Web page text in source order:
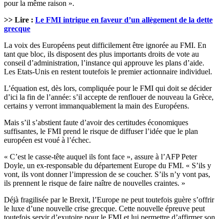
pour la même raison ».
>> Lire : Le FMI intrigue en faveur d’un allègement de la dette
grecque
La voix des Européens peut difficilement être ignorée au FMI. En
tant que bloc, ils disposent des plus importants droits de vote au
conseil d’administration, l’instance qui approuve les plans d’aide.
Les Etats-Unis en restent toutefois le premier actionnaire individuel.
L’équation est, dès lors, compliquée pour le FMI qui doit se décider
d’ici la fin de l’année: s’il accepte de renflouer de nouveau la Grèce,
certains y verront immanquablement la main des Européens.
Mais s’il s’abstient faute d’avoir des certitudes économiques
suffisantes, le FMI prend le risque de diffuser l’idée que le plan
européen est voué à l’échec.
« C’est le casse-tête auquel ils font face », assure à l’AFP Peter
Doyle, un ex-responsable du département Europe du FMI. « S’ils y
vont, ils vont donner l’impression de se coucher. S’ils n’y vont pas,
ils prennent le risque de faire naître de nouvelles craintes. »
Déjà fragilisée par le Brexit, l’Europe ne peut toutefois guère s’offrir
le luxe d’une nouvelle crise grecque. Cette nouvelle épreuve peut